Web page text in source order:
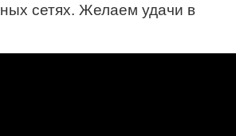
сетях. Желаем удачи в